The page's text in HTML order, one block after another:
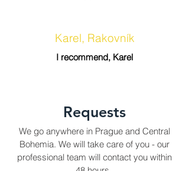
Karel, Rakovník
I recommend, Karel
Requests
We go anywhere in Prague and Central
Bohemia. We will take care of you - our
professional team will contact you within